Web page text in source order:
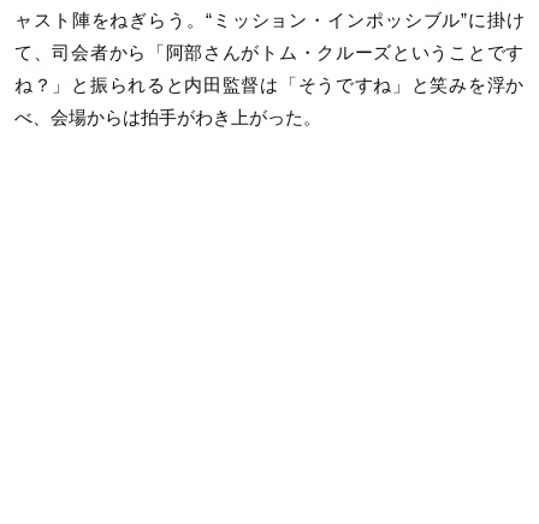
ャスト陣をねぎらう。“ミッション・インポッシブル”に掛け
て、司会者から「阿部さんがトム・クルーズということです
ね？」
と振られると内田監督は「そうですね」と笑みを浮か
べ、 会場からは拍手がわき上がった。